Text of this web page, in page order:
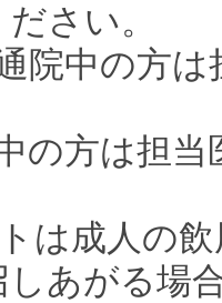
さい。
院中の方
の方は担
は成人の
あがる場